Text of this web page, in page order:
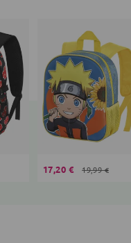
17,20 € 19,99 €